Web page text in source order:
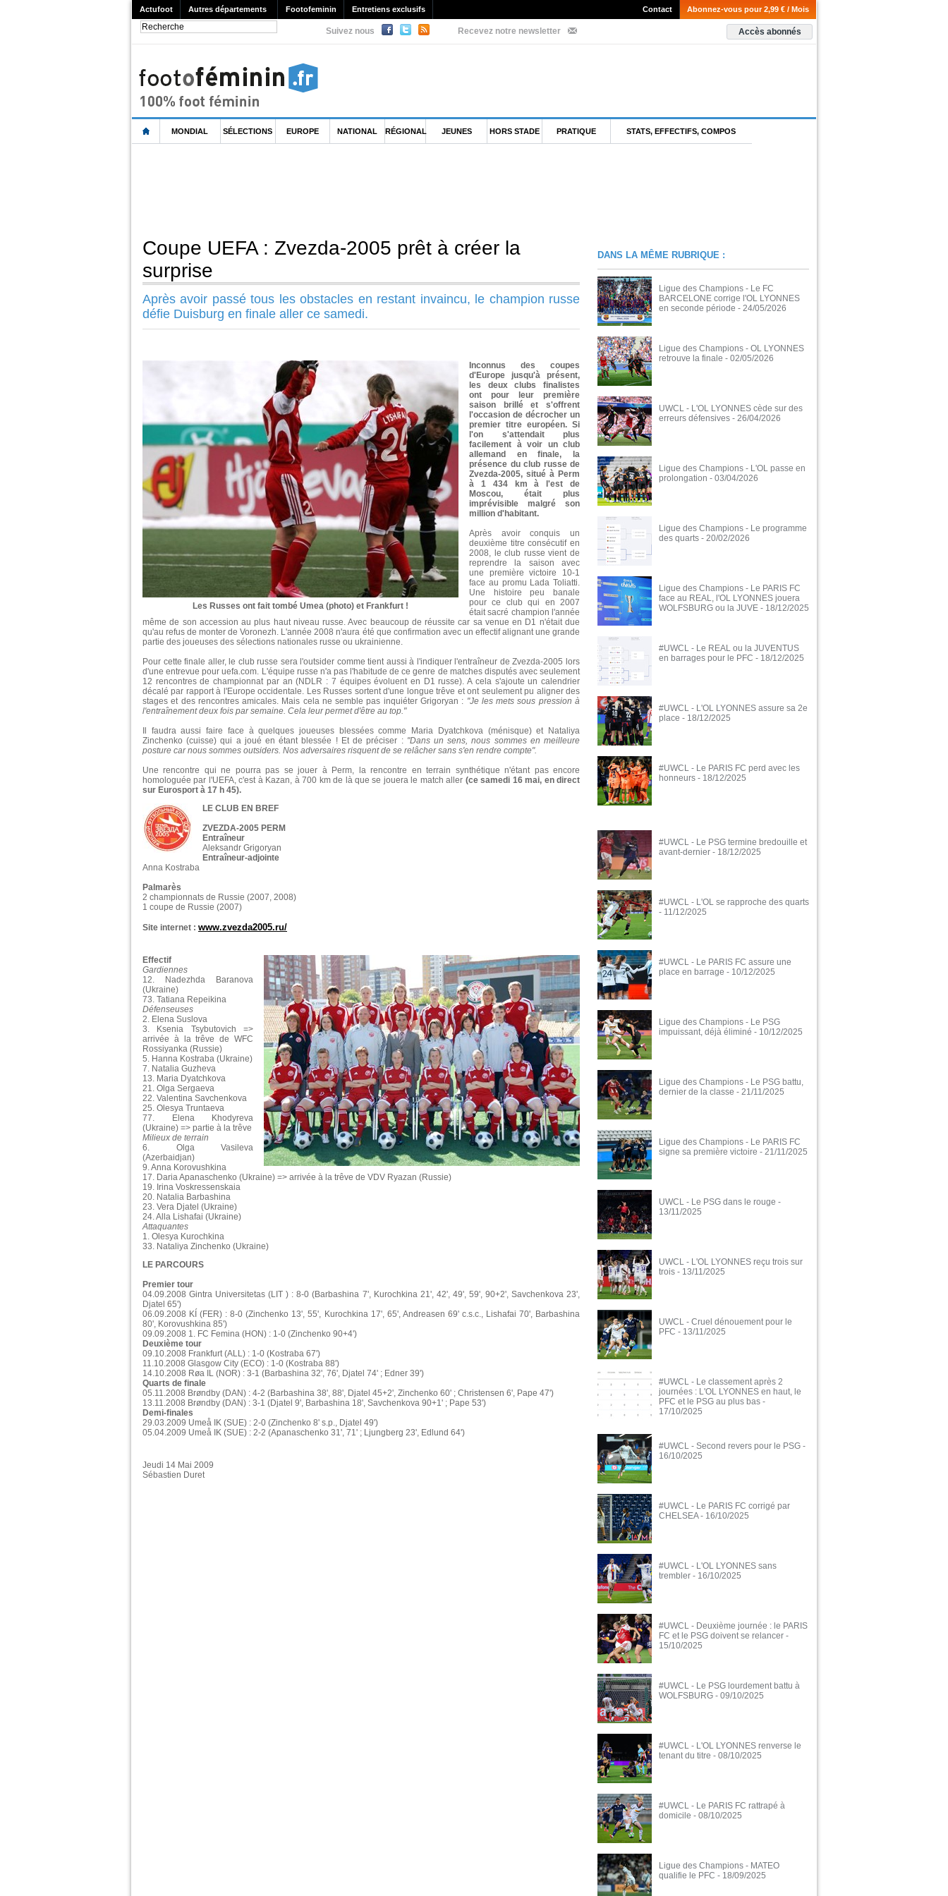
Actufoot Autres départements Footofeminin Entretiens exclusifs Abonnez-vous pour 2,99 € / Mois
Contact
Suivez nous Recevez notre newsletter Accès abonnés
MONDIAL SÉLECTIONS EUROPE NATIONAL RÉGIONAL JEUNES HORS STADE PRATIQUE STATS, EFFECTIFS, COMPOS
Coupe UEFA : Zvezda-2005 prêt à créer la
surprise
Après avoir passé tous les obstacles en restant invaincu, le champion russe
défie Duisburg en finale aller ce samedi.
Les Russes ont fait tombé Umea (photo) et Frankfurt !
Inconnus des coupes
d'Europe jusqu'à présent,
les deux clubs finalistes
ont pour leur première
saison brillé et s'offrent
l'occasion de décrocher un
premier titre européen. Si
l'on s'attendait plus
facilement à voir un club
allemand en finale, la
présence du club russe de
Zvezda-2005, situé à Perm
à 1 434 km à l'est de
Moscou, était plus
imprévisible malgré son
million d'habitant.
Après avoir conquis un
deuxième titre consécutif en
2008, le club russe vient de
reprendre la saison avec
une première victoire 10-1
face au promu Lada Toliatti.
Une histoire peu banale
pour ce club qui en 2007
était sacré champion l'année
même de son accession au plus haut niveau russe. Avec beaucoup de réussite car sa venue en D1 n'était due
qu'au refus de monter de Voronezh. L'année 2008 n'aura été que confirmation avec un effectif alignant une grande
partie des joueuses des sélections nationales russe ou ukrainienne.
Pour cette finale aller, le club russe sera l'outsider comme tient aussi à l'indiquer l'entraîneur de Zvezda-2005 lors
d'une entrevue pour uefa.com. L'équipe russe n'a pas l'habitude de ce genre de matches disputés avec seulement
12 rencontres de championnat par an (NDLR : 7 équipes évoluent en D1 russe). A cela s'ajoute un calendrier
décalé par rapport à l'Europe occidentale. Les Russes sortent d'une longue trêve et ont seulement pu aligner des
stages et des rencontres amicales. Mais cela ne semble pas inquiéter Grigoryan : "Je les mets sous pression à
l'entraînement deux fois par semaine. Cela leur permet d'être au top."
Il faudra aussi faire face à quelques joueuses blessées comme Maria Dyatchkova (ménisque) et Nataliya
Zinchenko (cuisse) qui a joué en étant blessée ! Et de préciser : "Dans un sens, nous sommes en meilleure
posture car nous sommes outsiders. Nos adversaires risquent de se relâcher sans s'en rendre compte".
Une rencontre qui ne pourra pas se jouer à Perm, la rencontre en terrain synthétique n'étant pas encore
homologuée par l'UEFA, c'est à Kazan, à 700 km de là que se jouera le match aller (ce samedi 16 mai, en direct
sur Eurosport à 17 h 45).
LE CLUB EN BREF
ZVEZDA-2005 PERM
Entraîneur
Aleksandr Grigoryan
Entraîneur-adjointe
Anna Kostraba
Palmarès
2 championnats de Russie (2007, 2008)
1 coupe de Russie (2007)
Site internet : www.zvezda2005.ru/
Effectif
Gardiennes
12. Nadezhda Baranova
(Ukraine)
73. Tatiana Repeikina
Défenseuses
2. Elena Suslova
3. Ksenia Tsybutovich =>
arrivée à la trêve de WFC
Rossiyanka (Russie)
5. Hanna Kostraba (Ukraine)
7. Natalia Guzheva
13. Maria Dyatchkova
21. Olga Sergaeva
22. Valentina Savchenkova
25. Olesya Truntaeva
77. Elena Khodyreva
(Ukraine) => partie à la trêve
Milieux de terrain
6. Olga Vasileva
(Azerbaidjan)
9. Anna Korovushkina
17. Daria Apanaschenko (Ukraine) => arrivée à la trêve de VDV Ryazan (Russie)
19. Irina Voskressenskaia
20. Natalia Barbashina
23. Vera Djatel (Ukraine)
24. Alla Lishafai (Ukraine)
Attaquantes
1. Olesya Kurochkina
33. Nataliya Zinchenko (Ukraine)
LE PARCOURS
Premier tour
04.09.2008 Gintra Universitetas (LIT ) : 8-0 (Barbashina 7', Kurochkina 21', 42', 49', 59', 90+2', Savchenkova 23',
Djatel 65')
06.09.2008 KÍ (FER) : 8-0 (Zinchenko 13', 55', Kurochkina 17', 65', Andreasen 69' c.s.c., Lishafai 70', Barbashina
80', Korovushkina 85')
09.09.2008 1. FC Femina (HON) : 1-0 (Zinchenko 90+4')
Deuxième tour
09.10.2008 Frankfurt (ALL) : 1-0 (Kostraba 67')
11.10.2008 Glasgow City (ECO) : 1-0 (Kostraba 88')
14.10.2008 Røa IL (NOR) : 3-1 (Barbashina 32', 76', Djatel 74' ; Edner 39')
Quarts de finale
05.11.2008 Brøndby (DAN) : 4-2 (Barbashina 38', 88', Djatel 45+2', Zinchenko 60' ; Christensen 6', Pape 47')
13.11.2008 Brøndby (DAN) : 3-1 (Djatel 9', Barbashina 18', Savchenkova 90+1' ; Pape 53')
Demi-finales
29.03.2009 Umeå IK (SUE) : 2-0 (Zinchenko 8' s.p., Djatel 49')
05.04.2009 Umeå IK (SUE) : 2-2 (Apanaschenko 31', 71' ; Ljungberg 23', Edlund 64')
Jeudi 14 Mai 2009
Sébastien Duret
DANS LA MÊME RUBRIQUE :
Ligue des Champions - Le FC
BARCELONE corrige l'OL LYONNES
en seconde période - 24/05/2026
Ligue des Champions - OL LYONNES
retrouve la finale - 02/05/2026
UWCL - L'OL LYONNES cède sur des
erreurs défensives - 26/04/2026
Ligue des Champions - L'OL passe en
prolongation - 03/04/2026
Ligue des Champions - Le programme
des quarts - 20/02/2026
Ligue des Champions - Le PARIS FC
face au REAL, l'OL LYONNES jouera
WOLFSBURG ou la JUVE - 18/12/2025
#UWCL - Le REAL ou la JUVENTUS
en barrages pour le PFC - 18/12/2025
#UWCL - L'OL LYONNES assure sa 2e
place - 18/12/2025
#UWCL - Le PARIS FC perd avec les
honneurs - 18/12/2025
#UWCL - Le PSG termine bredouille et
avant-dernier - 18/12/2025
#UWCL - L'OL se rapproche des quarts
- 11/12/2025
#UWCL - Le PARIS FC assure une
place en barrage - 10/12/2025
Ligue des Champions - Le PSG
impuissant, déjà éliminé - 10/12/2025
Ligue des Champions - Le PSG battu,
dernier de la classe - 21/11/2025
Ligue des Champions - Le PARIS FC
signe sa première victoire - 21/11/2025
UWCL - Le PSG dans le rouge -
13/11/2025
UWCL - L'OL LYONNES reçu trois sur
trois - 13/11/2025
UWCL - Cruel dénouement pour le
PFC - 13/11/2025
#UWCL - Le classement après 2
journées : L'OL LYONNES en haut, le
PFC et le PSG au plus bas -
17/10/2025
#UWCL - Second revers pour le PSG -
16/10/2025
#UWCL - Le PARIS FC corrigé par
CHELSEA - 16/10/2025
#UWCL - L'OL LYONNES sans
trembler - 16/10/2025
#UWCL - Deuxième journée : le PARIS
FC et le PSG doivent se relancer -
15/10/2025
#UWCL - Le PSG lourdement battu à
WOLFSBURG - 09/10/2025
#UWCL - L'OL LYONNES renverse le
tenant du titre - 08/10/2025
#UWCL - Le PARIS FC rattrapé à
domicile - 08/10/2025
Ligue des Champions - MATEO
qualifie le PFC - 18/09/2025